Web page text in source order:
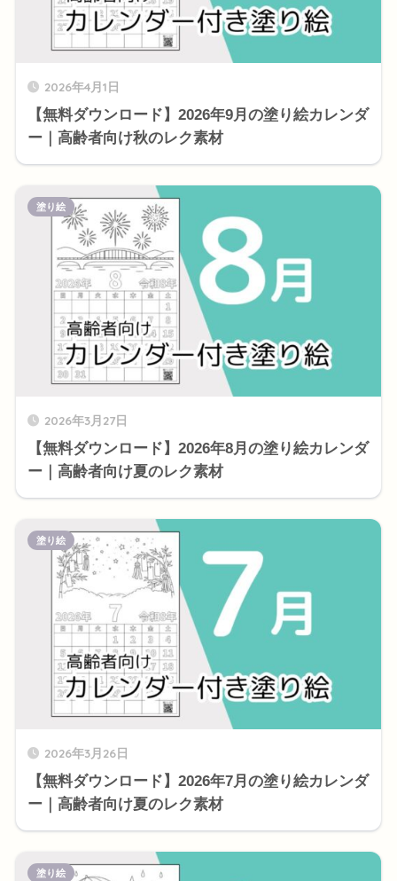
2026年4月1日
【無料ダウンロード】2026年9月の塗り絵カレンダ
ー｜高齢者向け秋のレク素材
2026年3月27日
【無料ダウンロード】2026年8月の塗り絵カレンダ
ー｜高齢者向け夏のレク素材
塗り絵
2026年3月26日
【無料ダウンロード】2026年7月の塗り絵カレンダ
ー｜高齢者向け夏のレク素材
塗り絵
塗り絵